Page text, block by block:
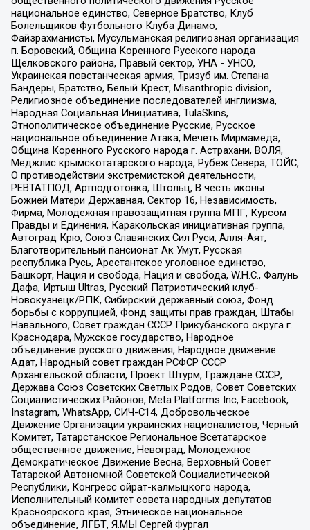
национальное единство, Северное Братство, Клуб
Болельщиков Футбольного Клуба Динамо,
Файзрахманисты, Мусульманская религиозная организация
п. Боровский, Община Коренного Русского народа
Щелковского района, Правый сектор, УНА - УНСО,
Украинская повстанческая армия, Тризуб им. Степана
Бандеры, Братство, Белый Крест, Misanthropic division,
Религиозное объединение последователей инглиизма,
Народная Социальная Инициатива, TulaSkins,
Этнополитическое объединение Русские, Русское
национальное объединение Атака, Мечеть Мирмамеда,
Община Коренного Русского народа г. Астрахани, ВОЛЯ,
Меджлис крымскотатарского народа, Рубеж Севера, ТОЙС,
О противодействии экстремистской деятельности,
РЕВТАТПОД, Артподготовка, Штольц, В честь иконы
Божией Матери Державная, Сектор 16, Независимость,
Фирма, Молодежная правозащитная группа МПГ, Курсом
Правды и Единения, Каракольская инициативная группа,
Автоград Крю, Союз Славянских Сил Руси, Алля-Аят,
Благотворительный пансионат Ак Умут, Русская
республика Русь, Арестантское уголовное единство,
Башкорт, Нация и свобода, Нация и свобода, W.H.С., Фалунь
Дафа, Иртыш Ultras, Русский Патриотический клуб-
Новокузнецк/РПК, Сибирский державный союз, Фонд
борьбы с коррупцией, Фонд защиты прав граждан, Штабы
Навального, Совет граждан СССР Прикубанского округа г.
Краснодара, Мужское государство, Народное
объединение русского движения, Народное движение
Адат, Народный совет граждан РСФСР СССР
Архангельской области, Проект Штурм, Граждане СССР,
Держава Союз Советских Светлых Родов, Совет Советских
Социалистических Районов, Meta Platforms Inc, Facebook,
Instagram, WhatsApp, СИЧ-С14, Добровольческое
Движение Организации украинских националистов, Черный
Комитет, Татарстанское Региональное Всетатарское
общественное движение, Невоград, Молодежное
Демократическое Движение Весна, Верховный Совет
Татарской Автономной Советской Социалистической
Республики, Конгресс ойрат-калмыцкого народа,
Исполнительный комитет совета народных депутатов
Красноярского края, Этническое национальное
объединение, ЛГБТ, Я.МЫ Сергей Фургал